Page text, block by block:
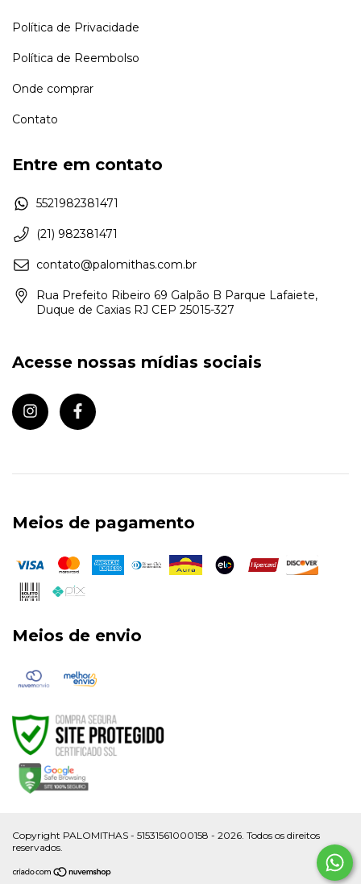
Política de Privacidade
Política de Reembolso
Onde comprar
Contato
Entre em contato
5521982381471
(21) 982381471
contato@palomithas.com.br
Rua Prefeito Ribeiro 69 Galpão B Parque Lafaiete,
Duque de Caxias RJ CEP 25015-327
Acesse nossas mídias sociais
Meios de pagamento
Meios de envio
Copyright PALOMITHAS - 51531561000158 - 2026. Todos os direitos
reservados.